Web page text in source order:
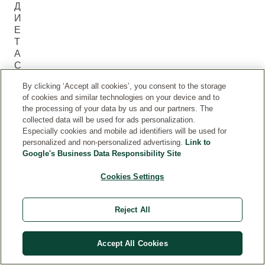
Д
И
Е
Т
А
С
Ш
By clicking ‘Accept all cookies’, you consent to the storage
of cookies and similar technologies on your device and to
the processing of your data by us and our partners. The
collected data will be used for ads personalization.
Especially cookies and mobile ad identifiers will be used for
personalized and non-personalized advertising. Link to
Google's Business Data Responsibility Site
Cookies Settings
Reject All
Accept All Cookies